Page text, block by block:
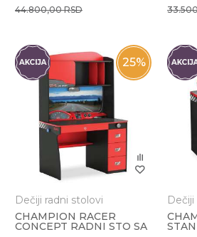
44.800,00RSD
25%
Dečiji radni stolovi
CHAMPION RACER
CONCEPT RADNI STO SA